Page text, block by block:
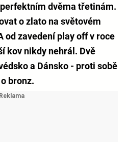
dvěma třetinám.
o zlato na světovém
od zavedení play off v roce
kov nikdy nehrál. Dvě
a Dánsko - proti sobě
bronz.